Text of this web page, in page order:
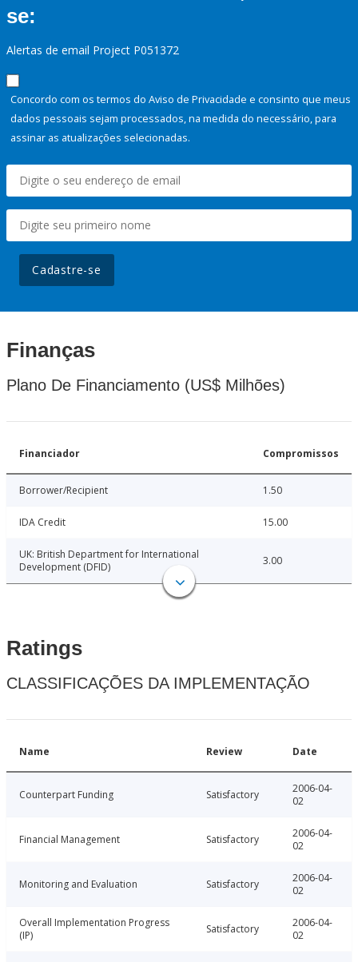
se:
Alertas de email Project P051372
Concordo com os termos do Aviso de Privacidade e consinto que meus
dados pessoais sejam processados, na medida do necessário, para
assinar as atualizações selecionadas.
Cadastre-se
Finanças
Plano De Financiamento (US$ Milhões)
Financiador Compromissos
Borrower/Recipient 1.50
IDA Credit 15.00
UK: British Department for International
Development (DFID)
3.00
Ratings
CLASSIFICAÇÕES DA IMPLEMENTAÇÃO
Name Review Date
Counterpart Funding Satisfactory
2006-04-
02
Financial Management Satisfactory
2006-04-
02
Monitoring and Evaluation Satisfactory
2006-04-
02
Overall Implementation Progress
(IP)
Satisfactory
2006-04-
02